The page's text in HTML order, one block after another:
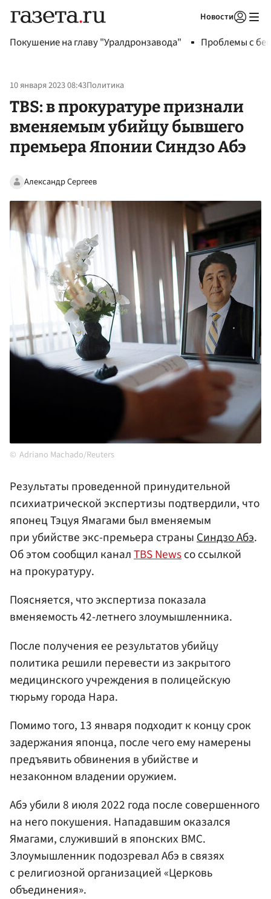
Новости
Покушение на главу "Уралдронзавода" Проблемы с
10 января 2023 08:43Политика
TBS: в прокуратуре признали
вменяемым убийцу бывшего
премьера Японии Синдзо Абэ
Александр Сергеев
Adriano Machado/Reuters
Результаты проведенной принудительной
психиатрической экспертизы подтвердили, что
японец Тэцуя Ямагами был вменяемым
при убийстве экс-премьера страныСиндзо Абэ.
Об этом сообщил каналTBS Newsсо ссылкой
на прокуратуру.
Поясняется, что экспертиза показала
вменяемость 42-летнего злоумышленника.
После получения ее результатов убийцу
политика решили перевести из закрытого
медицинского учреждения в полицейскую
тюрьму города Нара.
Помимо того, 13 января подходит к концу срок
задержания японца, после чего ему намерены
предъявить обвинения в убийстве и
незаконном владении оружием.
Абэ убили 8 июля 2022 года после совершенного
на него покушения. Нападавшим оказался
Ямагами, служивший в японских ВМС.
Злоумышленник подозревал Абэ в связях
с религиозной организацией «Церковь
объединения».